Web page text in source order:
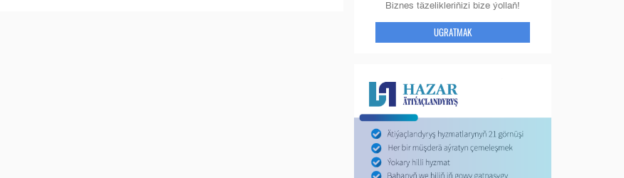
Biznes täzelikleriňizi bize ýollaň!
UGRATMAK